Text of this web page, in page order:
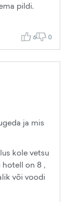
pildi.
6 0
ja mis
kole vetsu
hotell on 8 ,
või voodi